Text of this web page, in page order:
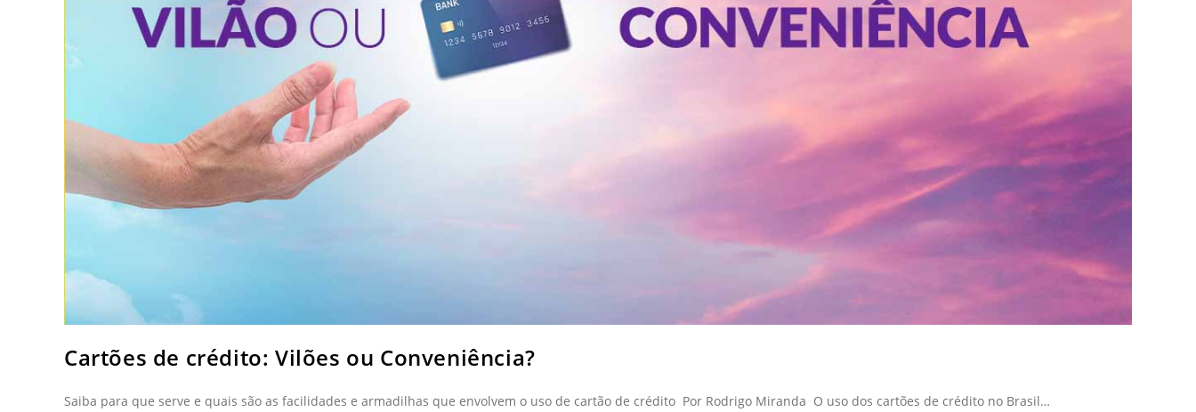
Cartões de crédito: Vilões ou Conveniência?
Saiba para que serve e quais são as facilidades e armadilhas que envolvem o uso de cartão de crédito Por Rodrigo Miranda O uso dos cartões de crédito no Brasil…